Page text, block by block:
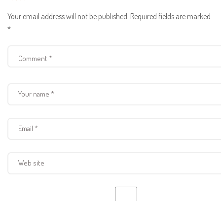
Your email address will not be published. Required fields are marked
*